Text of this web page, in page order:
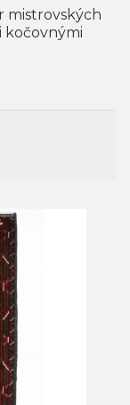
mistrovských
kočovnými